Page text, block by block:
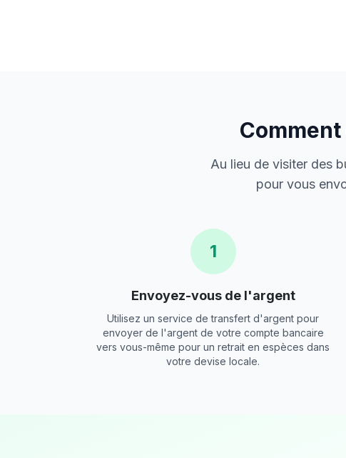
Au lieu de visiter des
pour vous
1
Envoyez-vous de l'argent
Utilisez un service de transfert d'argent pour
envoyer de l'argent de votre compte bancaire
vers vous-même pour un retrait en espèces dans
votre devise locale.